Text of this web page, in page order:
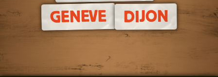
GENEVE DIJON